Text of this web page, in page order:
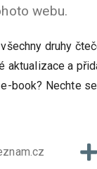
webu.
druhy
aktualizace a
book? Nechte